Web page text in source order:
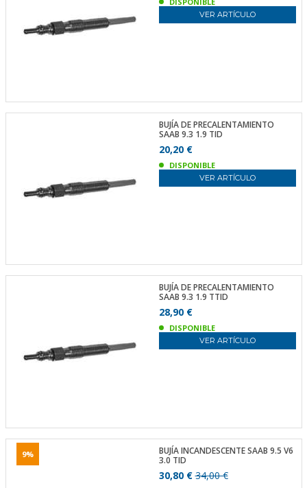
VER ARTÍCULO
BUJÍA DE PRECALENTAMIENTO
SAAB 9.3 1.9 TID
20,20 €
DISPONIBLE
VER ARTÍCULO
BUJÍA DE PRECALENTAMIENTO
SAAB 9.3 1.9 TTID
28,90 €
DISPONIBLE
VER ARTÍCULO
9%
BUJÍA INCANDESCENTE SAAB 9.5 V6
3.0 TID
30,80 €34,00 €